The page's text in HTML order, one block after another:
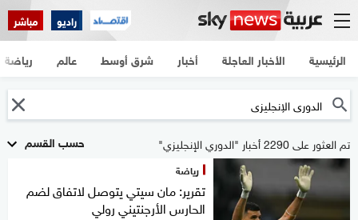
راديو مباشر
الرئيسية الأخبار العاجلة أخبار شرق أوسط عالم رياضة
حسب القسم تم العثور على 2290 أخبار "الدوري الإنجليزي"
رياضة
تقرير: مان سيتي يتوصل لاتفاق لضم
الحارس الأرجنتيني رولي